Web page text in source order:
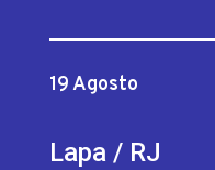
19 Agosto
Lapa / RJ